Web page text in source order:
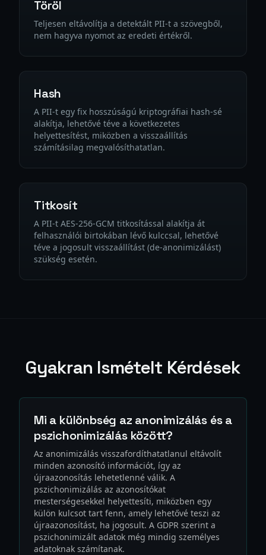
Töröl
Teljesen eltávolítja a detektált PII-t a szövegből,
nem hagyva nyomot az eredeti értékről.
Hash
A PII-t egy fix hosszúságú kriptográfiai hash-sé
alakítja, lehetővé téve a következetes
helyettesítést, miközben a visszaállítás
számításilag megvalósíthatatlan.
Titkosít
A PII-t AES-256-GCM titkosítással alakítja át
felhasználói birtokában lévő kulccsal, lehetővé
téve a jogosult visszaállítást (de-anonimizálást)
szükség esetén.
Gyakran Ismételt Kérdések
Mi a különbség az anonimizálás és a
pszichonimizálás között?
Az anonimizálás visszafordíthatatlanul eltávolít
minden azonosító információt, így az
újraazonosítás lehetetlenné válik. A
pszichonimizálás az azonosítókat
mesterségesekkel helyettesíti, miközben egy
külön kulcsot tart fenn, amely lehetővé teszi az
újraazonosítást, ha jogosult. A GDPR szerint a
pszichonimizált adatok még mindig személyes
adatoknak számítanak.